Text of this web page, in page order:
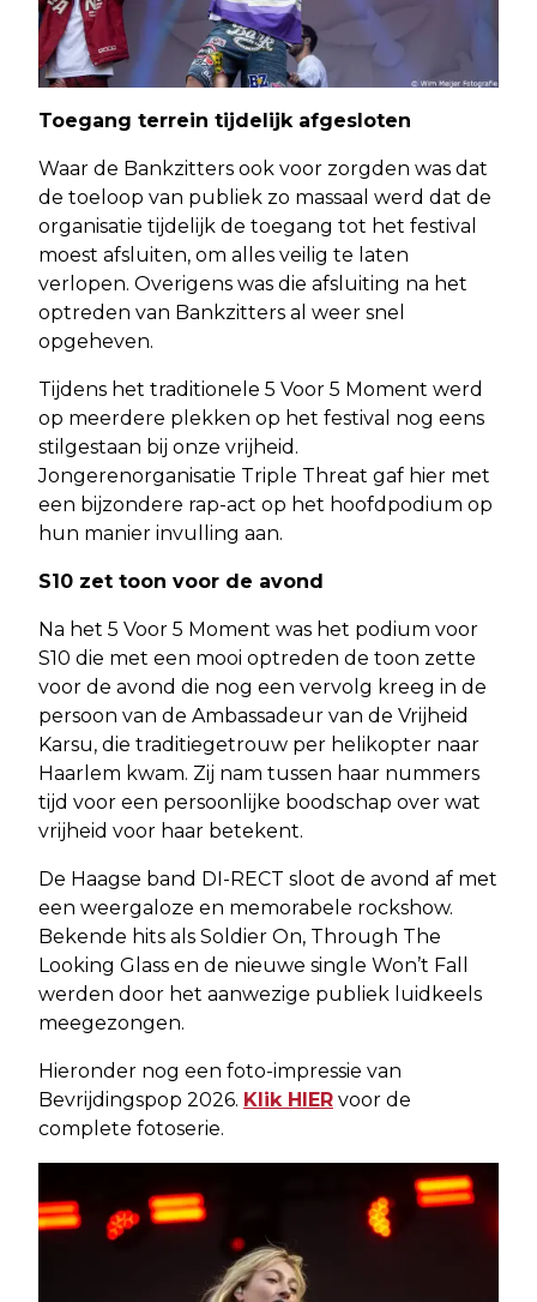
Toegang terrein tijdelijk afgesloten
Waar de Bankzitters ook voor zorgden was dat
de toeloop van publiek zo massaal werd dat de
organisatie tijdelijk de toegang tot het festival
moest afsluiten, om alles veilig te laten
verlopen. Overigens was die afsluiting na het
optreden van Bankzitters al weer snel
opgeheven.
Tijdens het traditionele 5 Voor 5 Moment werd
op meerdere plekken op het festival nog eens
stilgestaan bij onze vrijheid.
Jongerenorganisatie Triple Threat gaf hier met
een bijzondere rap-act op het hoofdpodium op
hun manier invulling aan.
S10 zet toon voor de avond
Na het 5 Voor 5 Moment was het podium voor
S10 die met een mooi optreden de toon zette
voor de avond die nog een vervolg kreeg in de
persoon van de Ambassadeur van de Vrijheid
Karsu, die traditiegetrouw per helikopter naar
Haarlem kwam. Zij nam tussen haar nummers
tijd voor een persoonlijke boodschap over wat
vrijheid voor haar betekent.
De Haagse band DI-RECT sloot de avond af met
een weergaloze en memorabele rockshow.
Bekende hits als Soldier On, Through The
Looking Glass en de nieuwe single Won’t Fall
werden door het aanwezige publiek luidkeels
meegezongen.
Hieronder nog een foto-impressie van
Bevrijdingspop 2026. Klik HIER voor de
complete fotoserie.